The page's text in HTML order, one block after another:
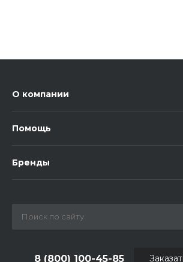
О компании
Помощь
Бренды
8 (800) 100-45-85